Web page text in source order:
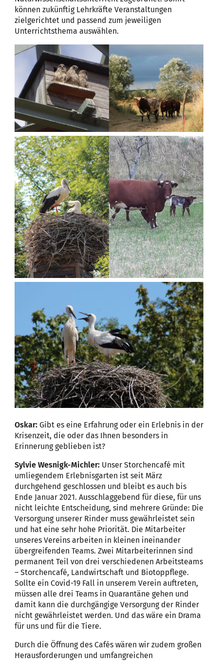
können zukünftig Lehrkräfte Veranstaltungen
zielgerichtet und passend zum jeweiligen
Unterrichtsthema auswählen.
Oskar: Gibt es eine Erfahrung oder ein Erlebnis in der
Krisenzeit, die oder das Ihnen besonders in
Erinnerung geblieben ist?
Sylvie Wesnigk-Michler: Unser Storchencafé mit
umliegendem Erlebnisgarten ist seit März
durchgehend geschlossen und bleibt es auch bis
Ende Januar 2021. Ausschlaggebend für diese, für uns
nicht leichte Entscheidung, sind mehrere Gründe: Die
Versorgung unserer Rinder muss gewährleistet sein
und hat eine sehr hohe Priorität. Die Mitarbeiter
unseres Vereins arbeiten in kleinen ineinander
übergreifenden Teams. Zwei Mitarbeiterinnen sind
permanent Teil von drei verschiedenen Arbeitsteams
– Storchencafé, Landwirtschaft und Biotoppflege.
Sollte ein Covid-19 Fall in unserem Verein auftreten,
müssen alle drei Teams in Quarantäne gehen und
damit kann die durchgängige Versorgung der Rinder
nicht gewährleistet werden. Und das wäre ein Drama
für uns und für die Tiere.
Durch die Öffnung des Cafés wären wir zudem großen
Herausforderungen und umfangreichen